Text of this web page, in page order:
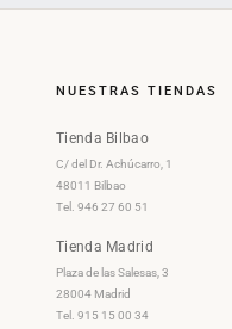
NUESTRAS TIENDAS
Tienda Bilbao
C/ del Dr. Achúcarro, 1
48011 Bilbao
Tel. 946 27 60 51
Tienda Madrid
Plaza de las Salesas, 3
28004 Madrid
Tel. 915 15 00 34